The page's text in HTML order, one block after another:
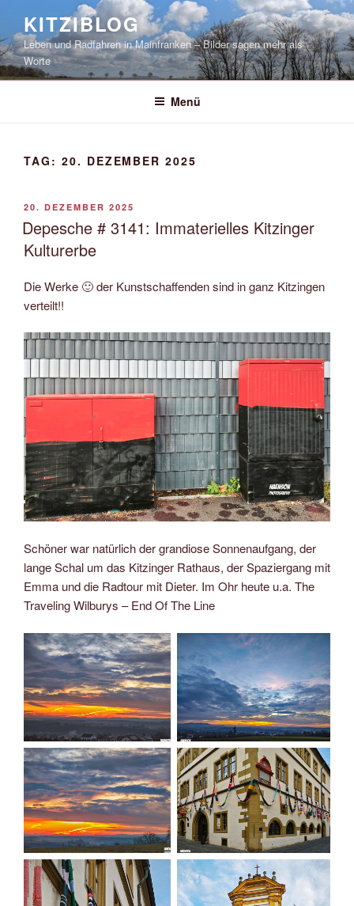
springen
KITZIBLOG
Leben und Radfahren in Mainfranken – Bilder sagen mehr als
Worte
Menü
TAG: 20. DEZEMBER 2025
VERÖFFENTLICHT
AM
20. DEZEMBER 2025
Depesche # 3141: Immaterielles Kitzinger
Kulturerbe
Die Werke 🙂 der Kunstschaffenden sind in ganz Kitzingen
verteilt!!
Schöner war natürlich der grandiose Sonnenaufgang, der
lange Schal um das Kitzinger Rathaus, der Spaziergang mit
Emma und die Radtour mit Dieter. Im Ohr heute u.a. The
Traveling Wilburys – End Of The Line